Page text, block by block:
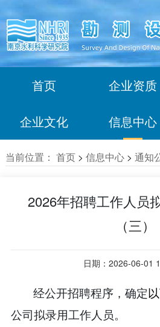
首页 企业资质
企业文化 信息中心
当前位置： 首页> 信息中心> 通知
2026年招聘工作人员
（三）
日期：2026-06-01
经公开招聘程序，确定
公司拟录用工作人员。